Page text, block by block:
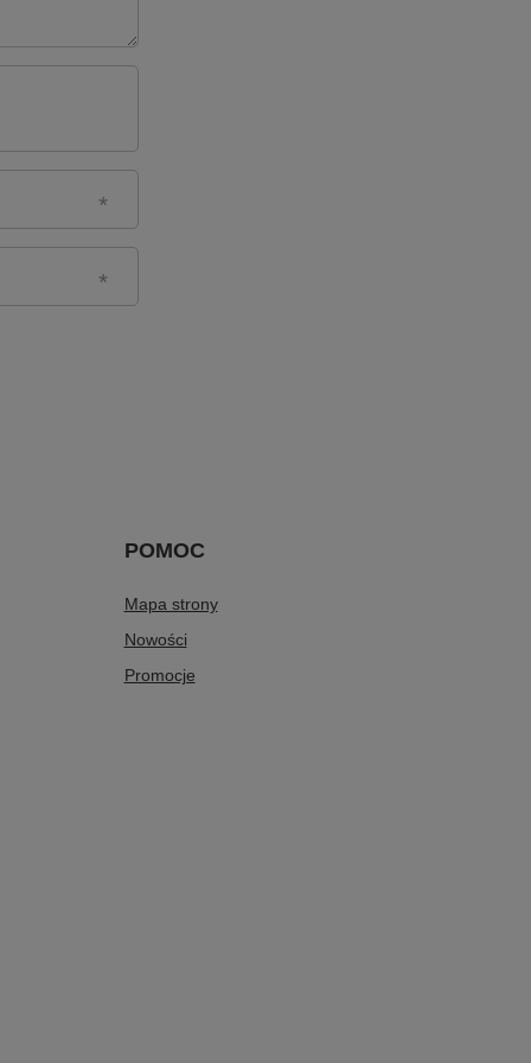
POMOC
Mapa strony
Nowości
Promocje